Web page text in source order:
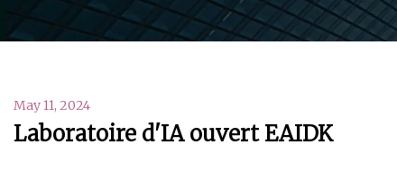
May 11, 2024
Laboratoire d'IA ouvert EAIDK